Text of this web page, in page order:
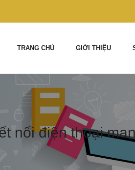
TRANG CHỦ GIỚI THIỆU
nối điện thoại